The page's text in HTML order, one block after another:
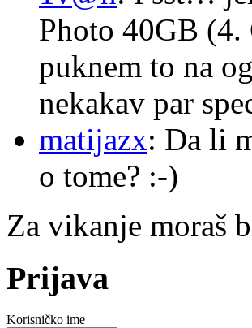
Photo 40GB (4.
puknem to na
nekakav par
matijazx: Da li
o tome? :-)
Za vikanje moraš
Prijava
Korisničko ime